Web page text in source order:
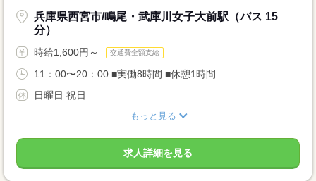
兵庫県西宮市/鳴尾・武庫川女子大前駅（バス 15
分）
時給1,600円～ 交通費全額支給
11：00〜20：00 ■実働8時間 ■休憩1時間 ...
日曜日 祝日
もっと見る
求人詳細を見る